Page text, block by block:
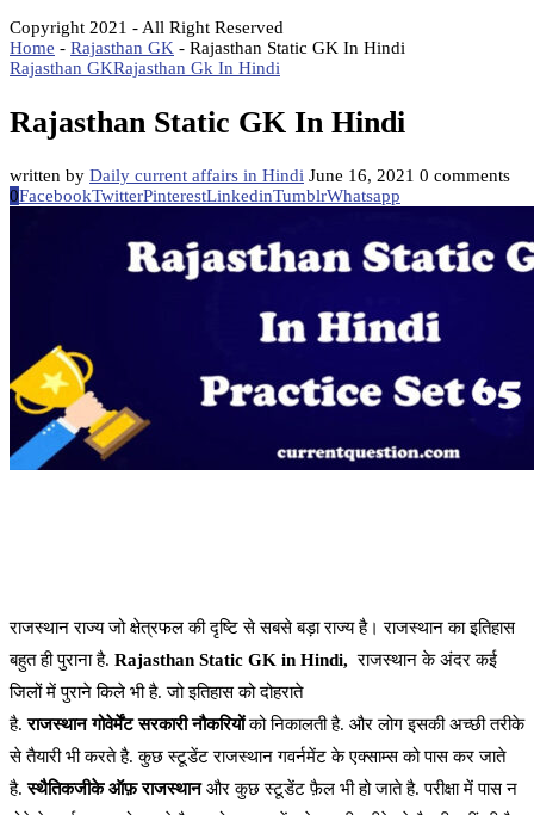
Copyright 2021 - All Right Reserved
Home - Rajasthan GK - Rajasthan Static GK In Hindi
Rajasthan GKRajasthan Gk In Hindi
Rajasthan Static GK In Hindi
written by Daily current affairs in Hindi June 16, 2021 0 comments
0FacebookTwitterPinterestLinkedinTumblrWhatsapp
राजस्थान राज्य जो क्षेत्रफल की दृष्टि से सबसे बड़ा राज्य है। राजस्थान का इतिहास
बहुत ही पुराना है. Rajasthan Static GK in Hindi, राजस्थान के अंदर कई
जिलों में पुराने किले भी है. जो इतिहास को दोहराते
है.राजस्थानगोवेर्मेंट सरकारीनौकरियोंको निकालती है. और लोग इसकी अच्छी तरीके
से तैयारी भी करते है. कुछ स्टूडेंट राजस्थान गवर्नमेंट के एक्साम्स को पास कर जाते
है.स्थैतिकजीकेऑफ़राजस्थानऔर कुछ स्टूडेंट फ़ैल भी हो जाते है. परीक्षा में पास न